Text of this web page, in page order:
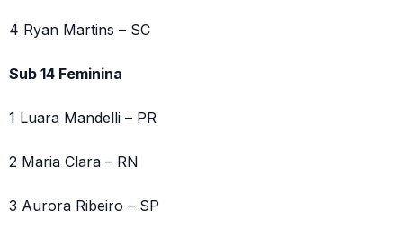
4 Ryan Martins – SC
Sub 14 Feminina
1 Luara Mandelli – PR
2 Maria Clara – RN
3 Aurora Ribeiro – SP